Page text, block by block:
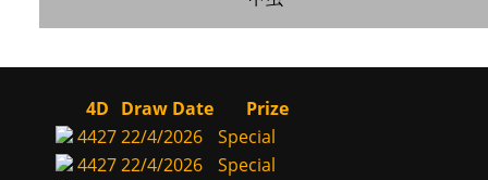
4D Draw Date
Prize
442722/4/2026
Special
442722/4/2026
Special